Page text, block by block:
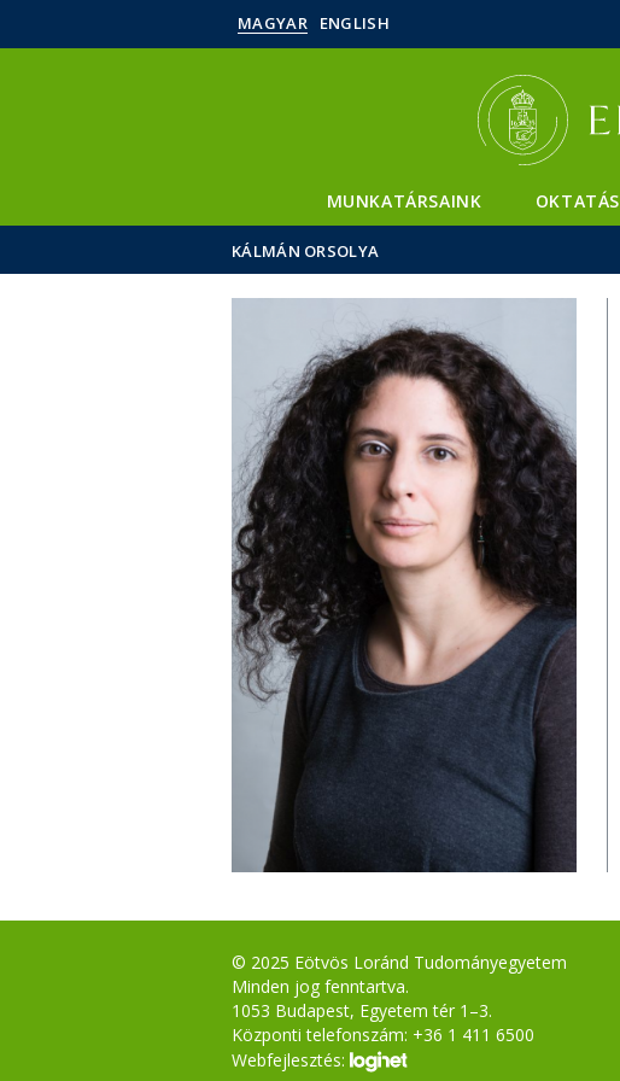
MAGYAR ENGLISH
MUNKATÁRSAINK OKTATÁS
KÁLMÁN ORSOLYA
© 2025 Eötvös Loránd Tudományegyetem
Minden jog fenntartva.
1053 Budapest, Egyetem tér 1–3.
Központi telefonszám: +36 1 411 6500
Webfejlesztés: